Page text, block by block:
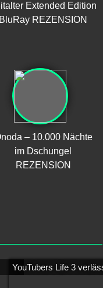
Extended Edition
BluRay REZENSION
– 10.000 Nächte
im Dschungel
REZENSION
YouTubers Life 3